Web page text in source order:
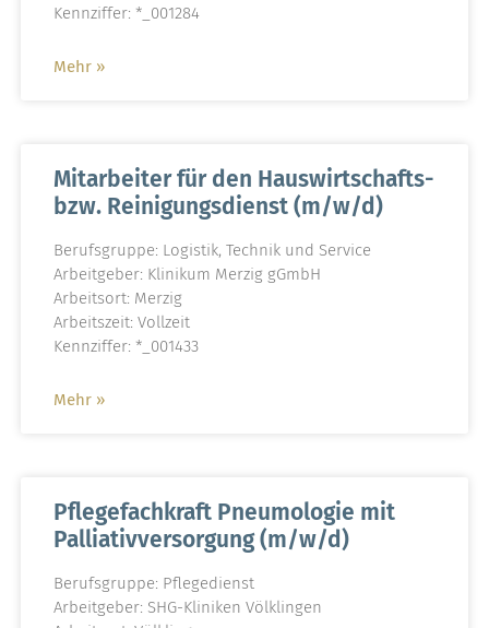
Kennziffer: *_001284
Mehr »
Mitarbeiter für den Hauswirtschafts-
bzw. Reinigungsdienst (m/w/d)
Berufsgruppe: Logistik, Technik und Service
Arbeitgeber: Klinikum Merzig gGmbH
Arbeitsort: Merzig
Arbeitszeit: Vollzeit
Kennziffer: *_001433
Mehr »
Pflegefachkraft Pneumologie mit
Palliativversorgung (m/w/d)
Berufsgruppe: Pflegedienst
Arbeitgeber: SHG-Kliniken Völklingen